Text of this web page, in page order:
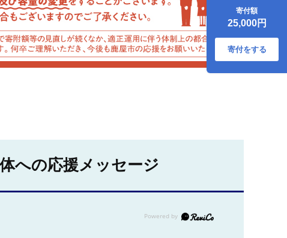
清らかな地下水育
ち！ KN021-014-
寄付額
25,000円
寄付をする
への応援メッセージ